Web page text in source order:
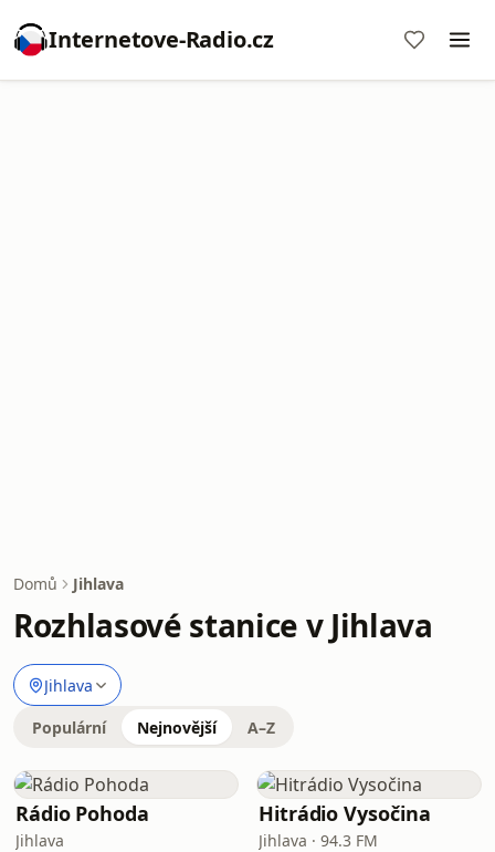
Internetove-Radio.cz
Domů Jihlava
Rozhlasové stanice v Jihlava
Jihlava
Populární Nejnovější A–Z
Rádio Pohoda
Jihlava
Hitrádio Vysočina
Jihlava · 94.3 FM